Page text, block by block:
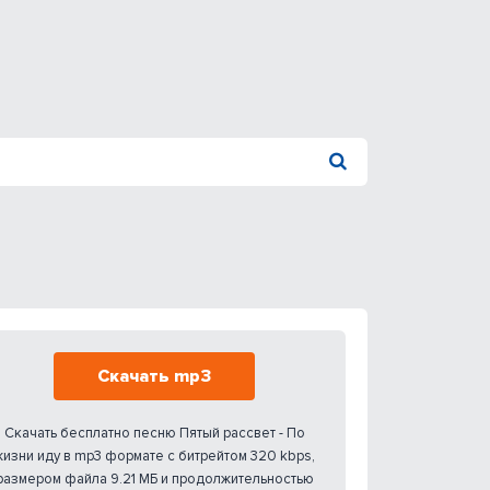
Скачать mp3
Скачать бесплатно песню Пятый рассвет - По
иду в mp3 формате с битрейтом 320 kbps,
файла 9.21 МБ и продолжительностью